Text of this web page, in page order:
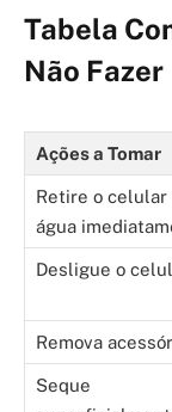
Tabela
Não Fazer
Ações a Tomar
Retire o celular
água
Desligue o
Remova
Seque